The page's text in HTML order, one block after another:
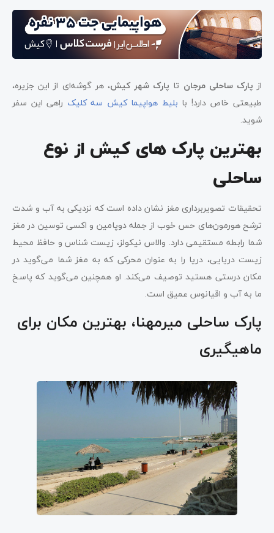
از پارک ساحلی مرجان تا پارک شهر کیش، هر گوشه‌ای از این جزیره،
طبیعتی خاص دارد! با بلیط هواپیما کیش سه کلیک راهی این سفر
شوید.
بهترین پارک های کیش از نوع
ساحلی
تحقیقات تصویربرداری مغز نشان داده است که نزدیکی به آب و شدت
ترشح هورمون‌های حس خوب از جمله دوپامین و اکسی توسین در مغز
شما رابطه مستقیمی دارد. والاس نیکولز، زیست شناس و حافظ محیط
زیست دریایی، دریا را به عنوان محرکی که به مغز شما می‌گوید در
مکان درستی هستید توصیف می‌کند. او همچنین می‌گوید که پاسخ
ما به آب و اقیانوس عمیق است.
پارک ساحلی میرمهنا، بهترین مکان برای
ماهیگیری